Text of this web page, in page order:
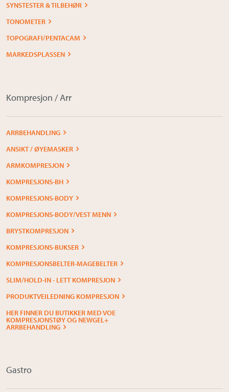
SYNSTESTER & TILBEHØR
TONOMETER
TOPOGRAFI/PENTACAM
MARKEDSPLASSEN
Kompresjon / Arr
ARRBEHANDLING
ANSIKT / ØYEMASKER
ARMKOMPRESJON
KOMPRESJONS-BH
KOMPRESJONS-BODY
KOMPRESJONS-BODY/VEST MENN
BRYSTKOMPRESJON
KOMPRESJONS-BUKSER
KOMPRESJONSBELTER-MAGEBELTER
SLIM/HOLD-IN - LETT KOMPRESJON
PRODUKTVEILEDNING KOMPRESJON
HER FINNER DU BUTIKKER MED VOE
KOMPRESJONSTØY OG NEWGEL+
ARRBEHANDLING
Gastro